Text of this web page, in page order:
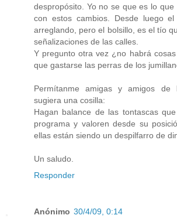
despropósito. Yo no se que es lo
con estos cambios. Desde luego
arreglando, pero el bolsillo, es el tío
señalizaciones de las calles.
Y pregunto otra vez ¿no habrá
que gastarse las perras de los
Permítanme amigas y amigos
sugiera una cosilla:
Hagan balance de las tontascas
programa y valoren desde su
ellas están siendo un despilfarro de
Un saludo.
Responder
Anónimo 30/4/09, 0:14